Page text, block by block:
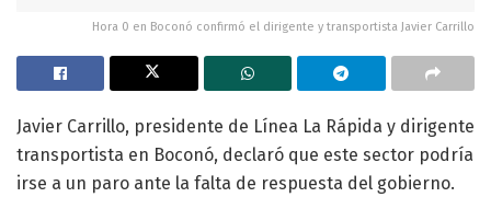
Hora 0 en Boconó confirmó el dirigente y transportista Javier Carrillo
Javier Carrillo, presidente de Línea La Rápida y dirigente
transportista en Boconó, declaró que este sector podría
irse a un paro ante la falta de respuesta del gobierno.